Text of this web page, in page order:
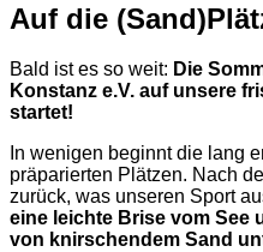
Auf die
Bald ist es so weit: Die
Konstanz e.V. auf unsere
startet!
In wenigen beginnt die lang
präparierten Plätzen. Nach
zurück, was unseren Sport
eine leichte Brise vom See
von knirschendem Sand